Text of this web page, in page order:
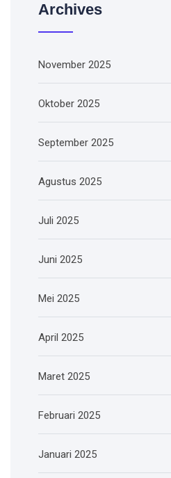
Archives
November 2025
Oktober 2025
September 2025
Agustus 2025
Juli 2025
Juni 2025
Mei 2025
April 2025
Maret 2025
Februari 2025
Januari 2025